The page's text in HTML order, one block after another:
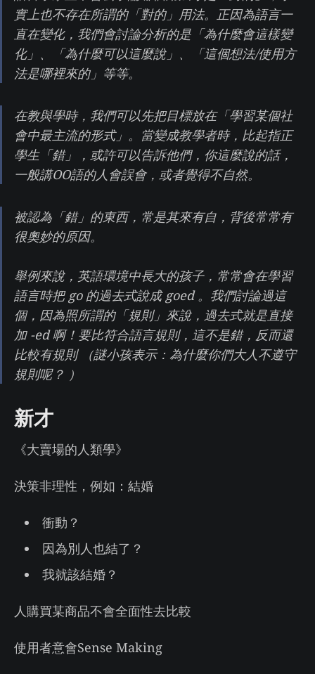
實上也不存在所謂的「對的」用法。正因為語言一
直在變化，我們會討論分析的是「為什麼會這樣變
化」、「為什麼可以這麼說」、「這個想法/使用方
法是哪裡來的」等等。
在教與學時，我們可以先把目標放在「學習某個社
會中最主流的形式」。當變成教學者時，比起指正
學生「錯」，或許可以告訴他們，你這麼說的話，
一般講OO語的人會誤會，或者覺得不自然。
被認為「錯」的東西，常是其來有自，背後常常有
很奧妙的原因。
舉例來說，英語環境中長大的孩子，常常會在學習
語言時把 go 的過去式說成 goed 。我們討論過這
個，因為照所謂的「規則」來說，過去式就是直接
加 -ed 啊！要比符合語言規則，這不是錯，反而還
比較有規則 （謎小孩表示：為什麼你們大人不遵守
規則呢？ ）
新才
《大賣場的人類學》
決策非理性，例如：結婚
衝動？
因為別人也結了？
我就該結婚？
人購買某商品不會全面性去比較
使用者意會Sense Making